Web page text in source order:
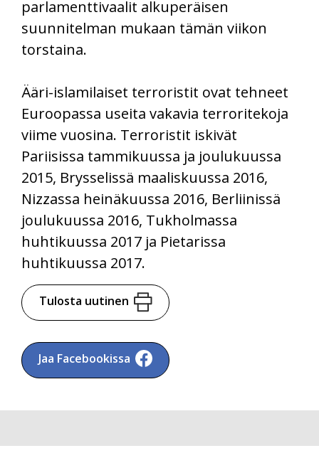
parlamenttivaalit alkuperäisen
suunnitelman mukaan tämän viikon
torstaina.
Ääri-islamilaiset terroristit ovat tehneet
Euroopassa useita vakavia terroritekoja
viime vuosina. Terroristit iskivät
Pariisissa tammikuussa ja joulukuussa
2015, Brysselissä maaliskuussa 2016,
Nizzassa heinäkuussa 2016, Berliinissä
joulukuussa 2016, Tukholmassa
huhtikuussa 2017 ja Pietarissa
huhtikuussa 2017.
Tulosta uutinen
Jaa Facebookissa